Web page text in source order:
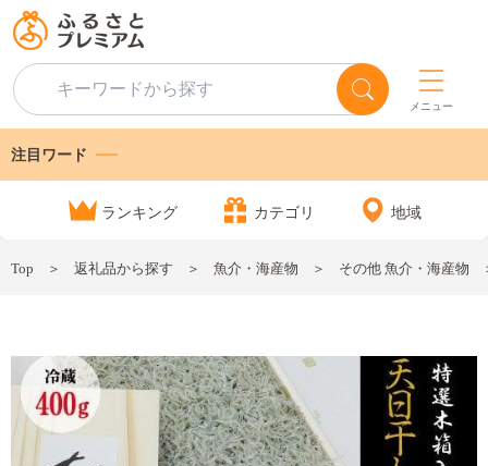
メニュー
注目ワード
ランキング カテゴリ 地域
Top 返礼品から探す 魚介・海産物 その他 魚介・海産物